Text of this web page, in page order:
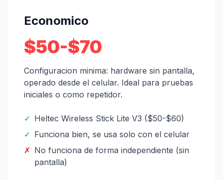
Economico
$50-$70
Configuracion minima: hardware sin pantalla,
operado desde el celular. Ideal para pruebas
iniciales o como repetidor.
✓ Heltec Wireless Stick Lite V3 ($50-$60)
✓ Funciona bien, se usa solo con el celular
✗ No funciona de forma independiente (sin
pantalla)